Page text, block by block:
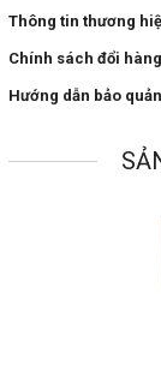
Thông tin thương
Chính sách đổi hàng
Hướng dẫn bảo quản